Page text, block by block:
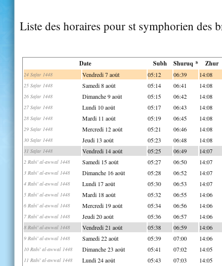
Liste des horaires pour st symphorien des
Date Subh Shuruq * Zhur
24 Safar 1448 Vendredi 7 août 05:12 06:39 14:08
25 Safar 1448 Samedi 8 août 05:14 06:41 14:08
26 Safar 1448 Dimanche 9 août 05:15 06:42 14:08
27 Safar 1448 Lundi 10 août 05:17 06:43 14:08
28 Safar 1448 Mardi 11 août 05:19 06:45 14:08
29 Safar 1448 Mercredi 12 août 05:21 06:46 14:08
30 Safar 1448 Jeudi 13 août 05:23 06:48 14:08
31 Safar 1448 Vendredi 14 août 05:25 06:49 14:07
2 Rabi' al-awwal 1448 Samedi 15 août 05:27 06:50 14:07
3 Rabi' al-awwal 1448 Dimanche 16 août 05:28 06:52 14:07
4 Rabi' al-awwal 1448 Lundi 17 août 05:30 06:53 14:07
5 Rabi' al-awwal 1448 Mardi 18 août 05:32 06:55 14:06
6 Rabi' al-awwal 1448 Mercredi 19 août 05:34 06:56 14:06
7 Rabi' al-awwal 1448 Jeudi 20 août 05:36 06:57 14:06
8 Rabi' al-awwal 1448 Vendredi 21 août 05:38 06:59 14:06
9 Rabi' al-awwal 1448 Samedi 22 août 05:39 07:00 14:06
10 Rabi' al-awwal 1448 Dimanche 23 août 05:41 07:02 14:05
11 Rabi' al-awwal 1448 Lundi 24 août 05:43 07:03 14:05